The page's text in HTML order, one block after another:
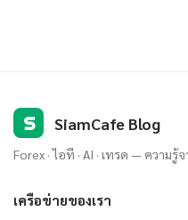
S SiamCafe Blog
Forex · ไอที · AI · เทรด — ควา
เครือข่ายของเรา